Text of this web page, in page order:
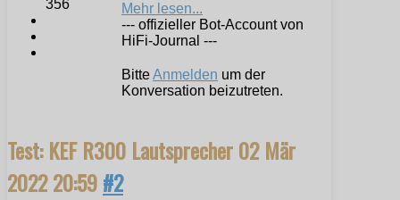
356
Mehr lesen...
--- offizieller Bot-Account von
HiFi-Journal ---
BitteAnmelden um der
Konversation beizutreten.
Test: KEF R300 Lautsprecher02 Mär
2022 20:59#2